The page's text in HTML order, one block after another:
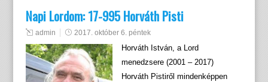
Napi Lordom: 17-995 Horváth Pisti
admin 2017. október 6. péntek
Horváth István, a Lord
menedzsere (2001 – 2017)
Horváth Pistiről mindenképpen